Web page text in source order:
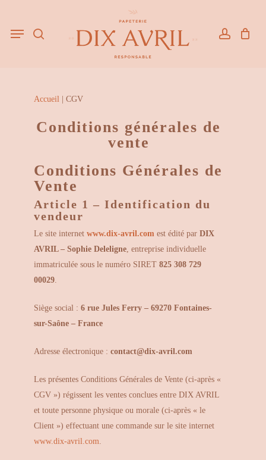
main
account
Menu
Close
Cart
Accueil| CGV
Conditions générales de
vente
Conditions Générales de
Vente
Article 1 – Identification du
vendeur
Le site internet www.dix-avril.comest édité par DIX
AVRIL – Sophie Deleligne, entreprise individuelle
immatriculée sous le numéro SIRET 825 308 729
00029.
Siège social : 6 rue Jules Ferry – 69270 Fontaines-
sur-Saône – France
Adresse électronique : contact@dix-avril.com
Les présentes Conditions Générales de Vente (ci-après «
CGV ») régissent les ventes conclues entre DIX AVRIL
et toute personne physique ou morale (ci-après « le
Client ») effectuant une commande sur le site internet
www.dix-avril.com.